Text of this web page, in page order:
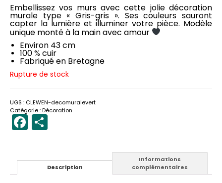
Embellissez vos murs avec cette jolie décoration
murale type « Gris-gris ». Ses couleurs sauront
capter la lumière et illuminer votre pièce. Modèle
unique monté à la main avec amour
Environ 43 cm
100 % cuir
Fabriqué en Bretagne
Rupture de stock
UGS : CLEWEN-decomuralevert
Catégorie :Décoration
Facebook
Description
Informations
complémentaires